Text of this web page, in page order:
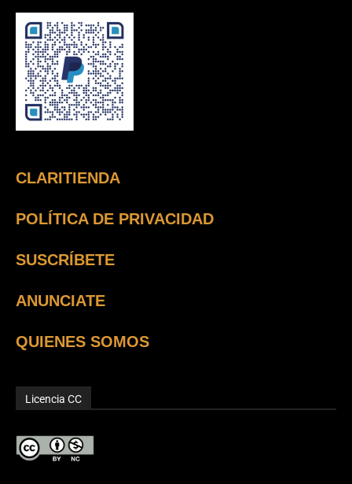
CLARITIENDA
POLÍTICA DE PRIVACIDAD
SUSCRÍBETE
ANUNCIATE
QUIENES SOMOS
Licencia CC